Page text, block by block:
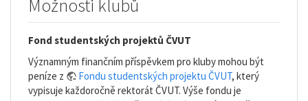
Možnosti klubů
Fond studentských projektů ČVUT
Významným finančním příspěvkem pro kluby mohou být
peníze z
Fondu studentských projektu ČVUT, který
vypisuje každoročně rektorát ČVUT. Výše fondu je